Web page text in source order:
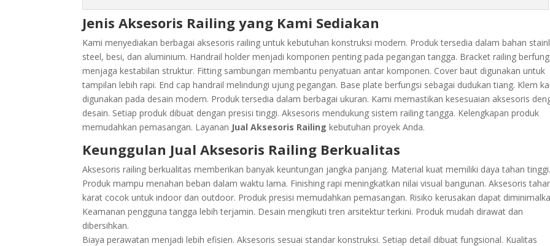
Jenis Aksesoris Railing yang Kami Sediakan
Kami menyediakan berbagai aksesoris railing untuk kebutuhan konstruksi modern. Produk tersedia dalam bahan
steel, besi, dan aluminium. Handrail holder menjadi komponen penting pada pegangan tangga. Bracket railing
menjaga kestabilan struktur. Fitting sambungan membantu penyatuan antar komponen. Cover baut digunakan untuk
tampilan lebih rapi. End cap handrail melindungi ujung pegangan. Base plate berfungsi sebagai dudukan tiang. Klem
digunakan pada desain modern. Produk tersedia dalam berbagai ukuran. Kami memastikan kesesuaian aksesoris
desain. Setiap produk dibuat dengan presisi tinggi. Aksesoris mendukung sistem railing tangga. Kelengkapan produk
memudahkan pemasangan. Layanan Jual Aksesoris Railingkebutuhan proyek Anda.
Keunggulan Jual Aksesoris Railing Berkualitas
Aksesoris railing berkualitas memberikan banyak keuntungan jangka panjang. Material kuat memiliki daya tahan
Produk mampu menahan beban dalam waktu lama. Finishing rapi meningkatkan nilai visual bangunan. Aksesoris
karat cocok untuk indoor dan outdoor. Produk presisi memudahkan pemasangan. Risiko kerusakan dapat
Keamanan pengguna tangga lebih terjamin. Desain mengikuti tren arsitektur terkini. Produk mudah dirawat dan
dibersihkan.
Biaya perawatan menjadi lebih efisien. Aksesoris sesuai standar konstruksi. Setiap detail dibuat fungsional. Kualitas